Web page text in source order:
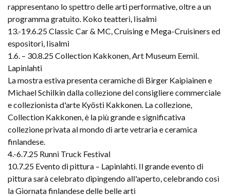
rappresentano lo spettro delle arti performative, oltre a un
programma gratuito. Koko teatteri, Iisalmi
13.-19.6.25 Classic Car & MC, Cruising e Mega-Cruisiners ed
espositori, Iisalmi
1.6. – 30.8.25 Collection Kakkonen, Art Museum Eemil.
Lapinlahti
La mostra estiva presenta ceramiche di Birger Kaipiainen e
Michael Schilkin dalla collezione del consigliere commerciale
e collezionista d'arte Kyösti Kakkonen. La collezione,
Collection Kakkonen, è la più grande e significativa
collezione privata al mondo di arte vetraria e ceramica
finlandese.
4.-6.7.25 Runni Truck Festival
10.7.25 Evento di pittura – Lapinlahti. Il grande evento di
pittura sarà celebrato dipingendo all'aperto, celebrando così
la Giornata finlandese delle belle arti